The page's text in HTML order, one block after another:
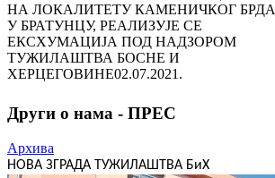
НА ЛОКАЛИТЕТУ КАМЕНИЧКОГ БРДА
У БРАТУНЦУ, РЕАЛИЗУЈЕ СЕ
ЕКСХУМАЦИЈА ПОД НАДЗОРОМ
ТУЖИЛАШТВА БОСНЕ И
ХЕРЦЕГОВИНЕ02.07.2021.
Други о нама - ПРЕС
Архива
НОВА ЗГРАДА ТУЖИЛАШТВА БиХ